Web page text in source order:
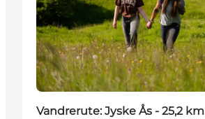
Vandrerute: Jyske Ås - 25,2 km